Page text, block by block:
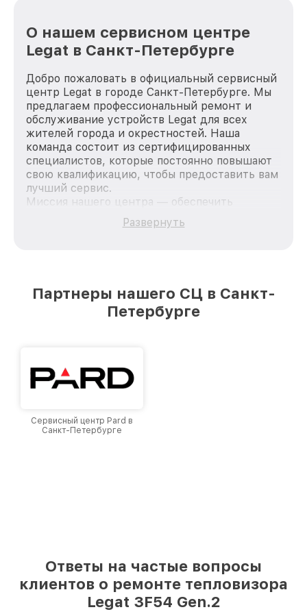
О нашем сервисном центре
Legat в Санкт-Петербурге
Добро пожаловать в официальный сервисный
центр Legat в городе Санкт-Петербурге. Мы
предлагаем профессиональный ремонт и
обслуживание устройств Legat для всех
жителей города и окрестностей. Наша
команда состоит из сертифицированных
специалистов, которые постоянно повышают
свою квалификацию, чтобы предоставить вам
лучший сервис.
Миссия нашего центра — обеспечить
качественный и доступный ремонт для
каждого пользователя продукции Legat, вне
лучшим сервисным центром Legat в городе
Санкт-Петербурге, постоянно повышая
Развернуть
Партнеры нашего СЦ в Санкт-
Петербурге
Сервисный центр Pard в
Санкт-Петербурге
Ответы на частые вопросы
клиентов о ремонте тепловизора
Legat 3F54 Gen.2